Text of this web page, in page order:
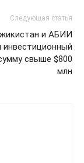
Следующая статья
и АБИИ
инвестиционный
свыше $800
млн